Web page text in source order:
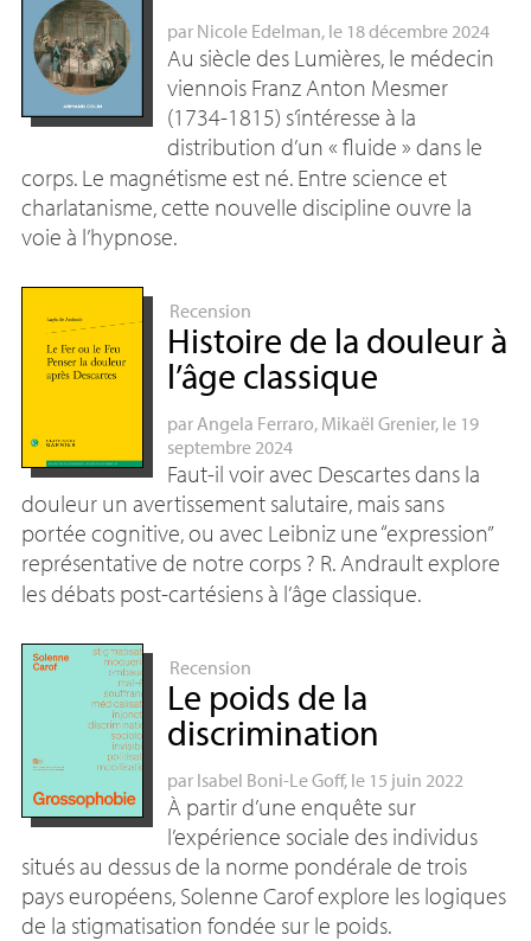
par Nicole Edelman, le 18 décembre 2024
Au siècle des Lumières, le médecin
viennois Franz Anton Mesmer
(1734-1815) s’intéresse à la
distribution d’un « fluide » dans le
corps. Le magnétisme est né. Entre science et
charlatanisme, cette nouvelle discipline ouvre la
voie à l’hypnose.
Recension
Histoire de la douleur à
l’âge classique
par Angela Ferraro, Mikaël Grenier, le 19
septembre 2024
Faut-il voir avec Descartes dans la
douleur un avertissement salutaire, mais sans
portée cognitive, ou avec Leibniz une “expression”
représentative de notre corps ? R. Andrault explore
les débats post-cartésiens à l’âge classique.
Recension
Le poids de la
discrimination
par Isabel Boni-Le Goff, le 15 juin 2022
À partir d’une enquête sur
l’expérience sociale des individus
situés au dessus de la norme pondérale de trois
pays européens, Solenne Carof explore les logiques
de la stigmatisation fondée sur le poids.